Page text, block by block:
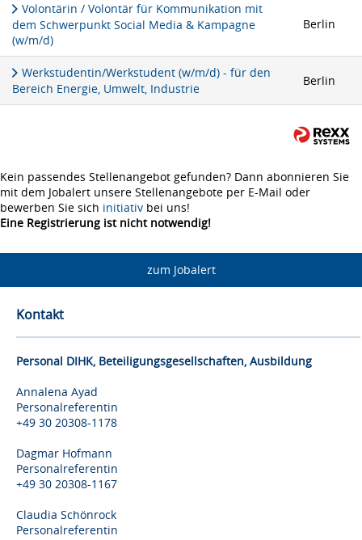
Volontärin / Volontär für Kommunikation mit
dem Schwerpunkt Social Media & Kampagne
(w/m/d)
Berlin
Werkstudentin/Werkstudent (w/m/d) - für den
Bereich Energie, Umwelt, Industrie
Berlin
Kein passendes Stellenangebot gefunden? Dann abonnieren Sie
mit dem Jobalert unsere Stellenangebote per E-Mail oder
bewerben Sie sich initiativ bei uns!
Eine Registrierung ist nicht notwendig!
zum Jobalert
Kontakt
Personal DIHK, Beteiligungsgesellschaften, Ausbildung
Annalena Ayad
Personalreferentin
+49 30 20308-1178
Dagmar Hofmann
Personalreferentin
+49 30 20308-1167
Claudia Schönrock
Personalreferentin